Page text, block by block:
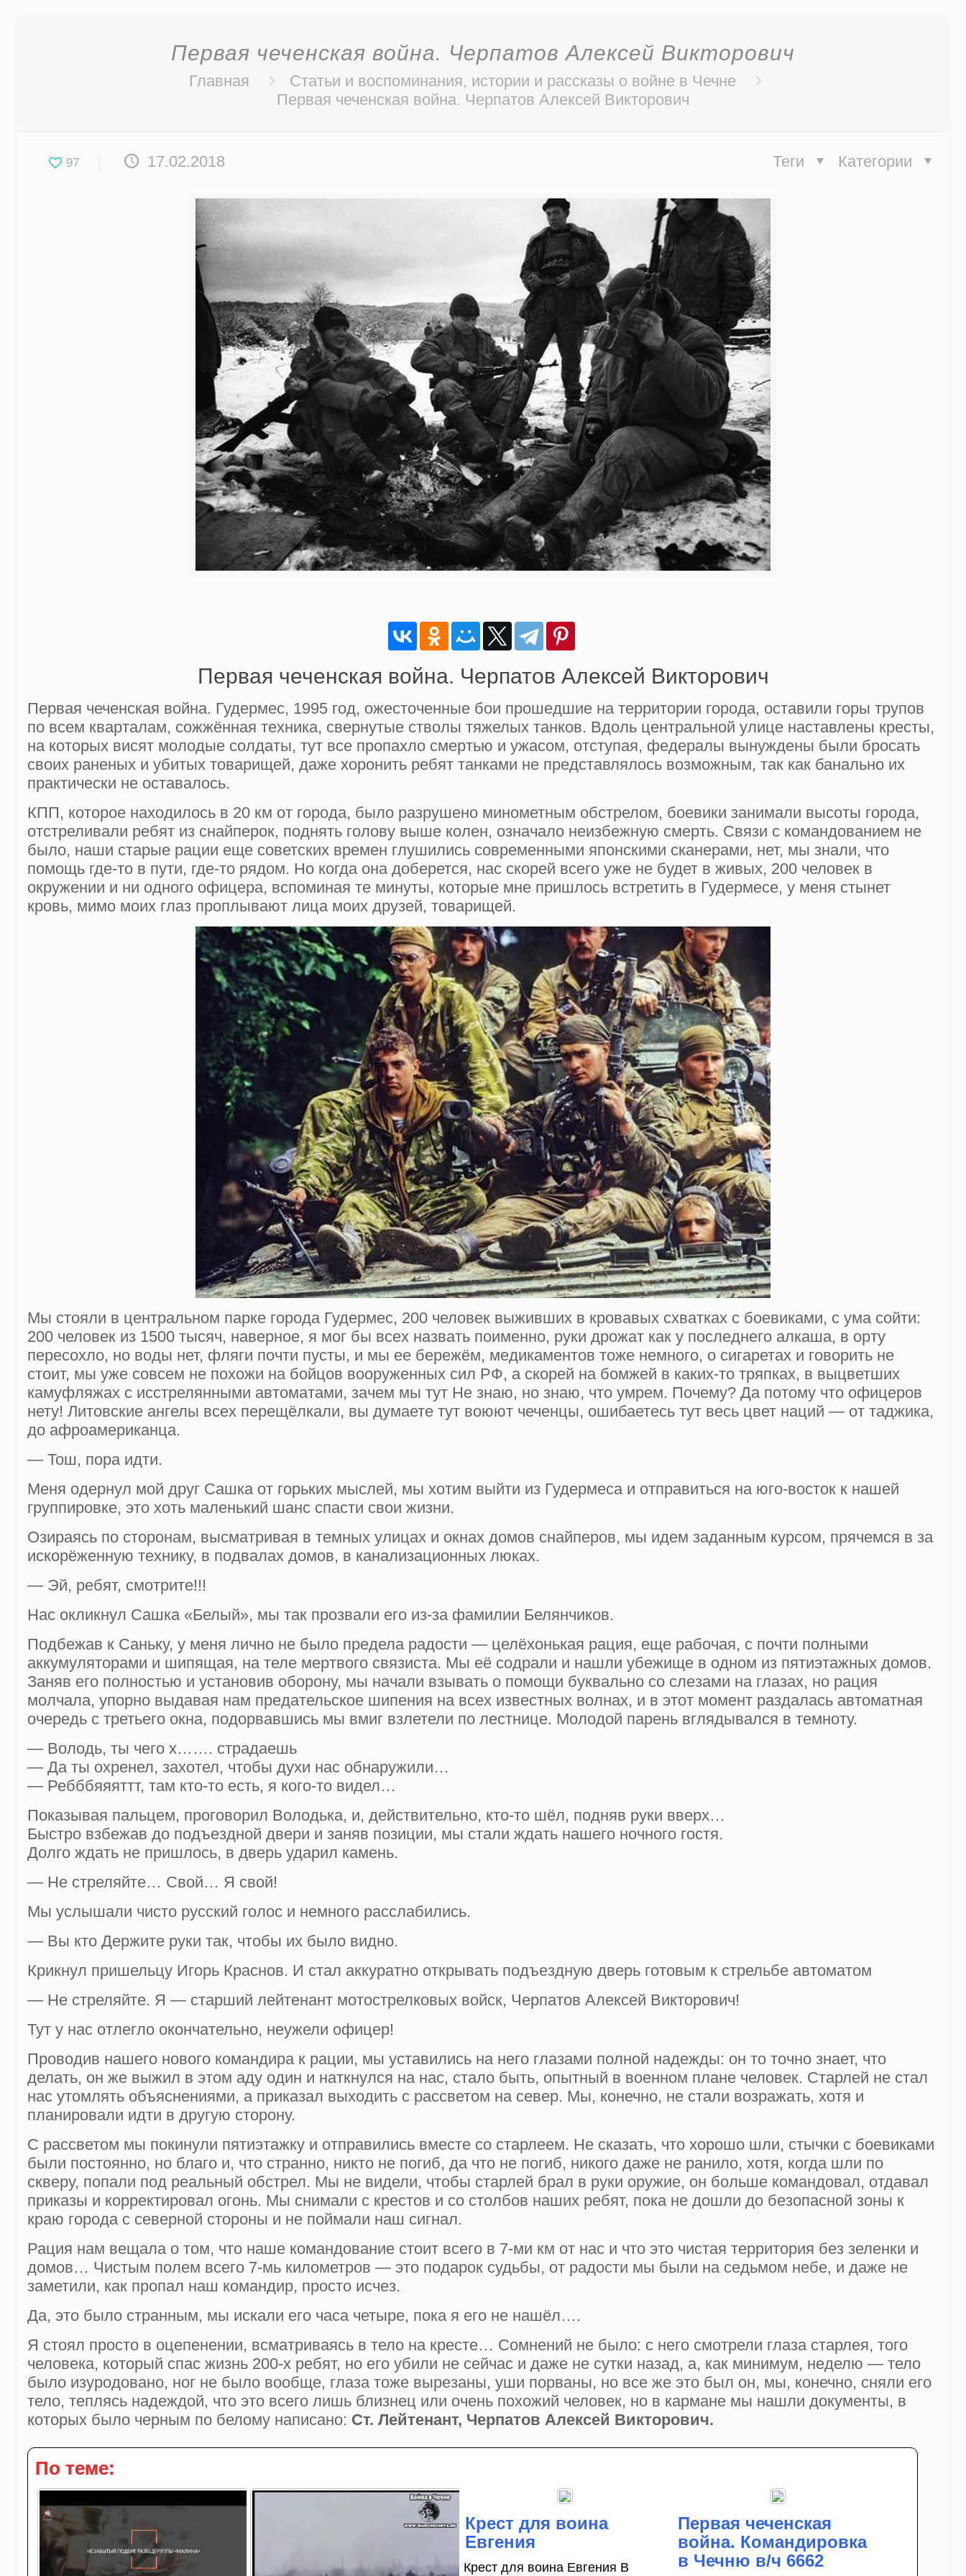
Первая чеченская война. Черпатов Алексей Викторович
Главная
Статьи и воспоминания, истории и рассказы о войне в Чечне
Первая чеченская война. Черпатов Алексей Викторович
97 17.02.2018 Категории
Теги
Первая чеченская война. Черпатов Алексей Викторович
Первая чеченская война. Гудермес, 1995 год, ожесточенные бои прошедшие на территории города, оставили горы трупов
по всем кварталам, сожжённая техника, свернутые стволы тяжелых танков. Вдоль центральной улице наставлены кресты,
на которых висят молодые солдаты, тут все пропахло смертью и ужасом, отступая, федералы вынуждены были бросать
своих раненых и убитых товарищей, даже хоронить ребят танками не представлялось возможным, так как банально их
практически не оставалось.
КПП, которое находилось в 20 км от города, было разрушено минометным обстрелом, боевики занимали высоты города,
отстреливали ребят из снайперок, поднять голову выше колен, означало неизбежную смерть. Связи с командованием не
было, наши старые рации еще советских времен глушились современными японскими сканерами, нет, мы знали, что
помощь где-то в пути, где-то рядом. Но когда она доберется, нас скорей всего уже не будет в живых, 200 человек в
окружении и ни одного офицера, вспоминая те минуты, которые мне пришлось встретить в Гудермесе, у меня стынет
кровь, мимо моих глаз проплывают лица моих друзей, товарищей.
Мы стояли в центральном парке города Гудермес, 200 человек выживших в кровавых схватках с боевиками, с ума сойти:
200 человек из 1500 тысяч, наверное, я мог бы всех назвать поименно, руки дрожат как у последнего алкаша, в орту
пересохло, но воды нет, фляги почти пусты, и мы ее бережём, медикаментов тоже немного, о сигаретах и говорить не
стоит, мы уже совсем не похожи на бойцов вооруженных сил РФ, а скорей на бомжей в каких-то тряпках, в выцветших
камуфляжах с исстрелянными автоматами, зачем мы тут Не знаю, но знаю, что умрем. Почему? Да потому что офицеров
нету! Литовские ангелы всех перещёлкали, вы думаете тут воюют чеченцы, ошибаетесь тут весь цвет наций — от таджика,
до афроамериканца.
— Тош, пора идти.
Меня одернул мой друг Сашка от горьких мыслей, мы хотим выйти из Гудермеса и отправиться на юго-восток к нашей
группировке, это хоть маленький шанс спасти свои жизни.
Озираясь по сторонам, высматривая в темных улицах и окнах домов снайперов, мы идем заданным курсом, прячемся в за
искорёженную технику, в подвалах домов, в канализационных люках.
— Эй, ребят, смотрите!!!
Нас окликнул Сашка «Белый», мы так прозвали его из-за фамилии Белянчиков.
Подбежав к Саньку, у меня лично не было предела радости — целёхонькая рация, еще рабочая, с почти полными
аккумуляторами и шипящая, на теле мертвого связиста. Мы её содрали и нашли убежище в одном из пятиэтажных домов.
Заняв его полностью и установив оборону, мы начали взывать о помощи буквально со слезами на глазах, но рация
молчала, упорно выдавая нам предательское шипения на всех известных волнах, и в этот момент раздалась автоматная
очередь с третьего окна, подорвавшись мы вмиг взлетели по лестнице. Молодой парень вглядывался в темноту.
— Володь, ты чего х……. страдаешь
— Да ты охренел, захотел, чтобы духи нас обнаружили…
— Ребббяяяттт, там кто-то есть, я кого-то видел…
Показывая пальцем, проговорил Володька, и, действительно, кто-то шёл, подняв руки вверх…
Быстро взбежав до подъездной двери и заняв позиции, мы стали ждать нашего ночного гостя.
Долго ждать не пришлось, в дверь ударил камень.
— Не стреляйте… Свой… Я свой!
Мы услышали чисто русский голос и немного расслабились.
— Вы кто Держите руки так, чтобы их было видно.
Крикнул пришельцу Игорь Краснов. И стал аккуратно открывать подъездную дверь готовым к стрельбе автоматом
— Не стреляйте. Я — старший лейтенант мотострелковых войск, Черпатов Алексей Викторович!
Тут у нас отлегло окончательно, неужели офицер!
Проводив нашего нового командира к рации, мы уставились на него глазами полной надежды: он то точно знает, что
делать, он же выжил в этом аду один и наткнулся на нас, стало быть, опытный в военном плане человек. Старлей не стал
нас утомлять объяснениями, а приказал выходить с рассветом на север. Мы, конечно, не стали возражать, хотя и
планировали идти в другую сторону.
С рассветом мы покинули пятиэтажку и отправились вместе со старлеем. Не сказать, что хорошо шли, стычки с боевиками
были постоянно, но благо и, что странно, никто не погиб, да что не погиб, никого даже не ранило, хотя, когда шли по
скверу, попали под реальный обстрел. Мы не видели, чтобы старлей брал в руки оружие, он больше командовал, отдавал
приказы и корректировал огонь. Мы снимали с крестов и со столбов наших ребят, пока не дошли до безопасной зоны к
краю города с северной стороны и не поймали наш сигнал.
Рация нам вещала о том, что наше командование стоит всего в 7-ми км от нас и что это чистая территория без зеленки и
домов… Чистым полем всего 7-мь километров — это подарок судьбы, от радости мы были на седьмом небе, и даже не
заметили, как пропал наш командир, просто исчез.
Да, это было странным, мы искали его часа четыре, пока я его не нашёл….
Я стоял просто в оцепенении, всматриваясь в тело на кресте… Сомнений не было: с него смотрели глаза старлея, того
человека, который спас жизнь 200-х ребят, но его убили не сейчас и даже не сутки назад, а, как минимум, неделю — тело
было изуродовано, ног не было вообще, глаза тоже вырезаны, уши порваны, но все же это был он, мы, конечно, сняли его
тело, теплясь надеждой, что это всего лишь близнец или очень похожий человек, но в кармане мы нашли документы, в
которых было черным по белому написано: Ст. Лейтенант, Черпатов Алексей Викторович.
По теме:
Крест для воина
Евгения
Крест для воина Евгения В
Первая чеченская
война. Командировка
в Чечню в/ч 6662